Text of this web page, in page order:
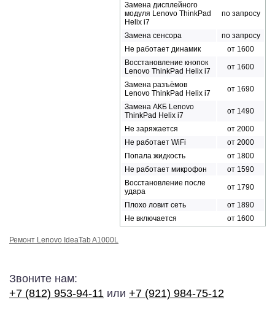
Замена дисплейного
модуля Lenovo ThinkPad
Helix i7
по запросу
Замена сенсора
по запросу
Не работает динамик
от 1600
Восстановление кнопок
Lenovo ThinkPad Helix i7
от 1600
Замена разъёмов
Lenovo ThinkPad Helix i7
от 1690
Замена АКБ Lenovo
ThinkPad Helix i7
от 1490
Не заряжается
от 2000
Не работает WiFi
от 2000
Попала жидкость
от 1800
Не работает микрофон
от 1590
Восстановление после
удара
от 1790
Плохо ловит сеть
от 1890
Не включается
от 1600
Ремонт Lenovo IdeaTab A1000L
Звоните нам:
+7 (812) 953-94-11 или +7 (921) 984-75-12